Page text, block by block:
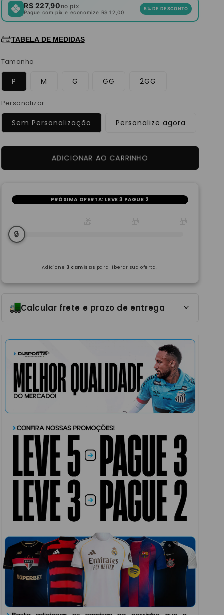
R$ 227,90 no pix
Pague com pix e economize R$ 12,00
5% DE DESCONTO
TABELA DE MEDIDAS
Tamanho
P M G GG 2GG
Personalizar
Sem Personalização Personalize agora
ADICIONAR AO CARRINHO
PRÓXIMA OFERTA: LEVE 3 PAGUE 2
🔒
Adicione 3 camisas para liberar sua oferta!
Calcular frete e prazo de entrega